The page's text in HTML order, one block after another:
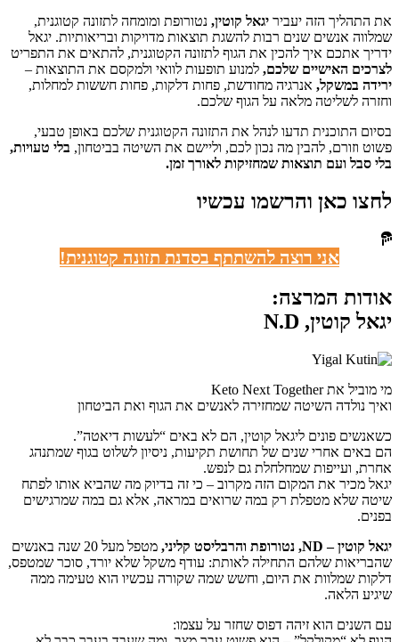
את התהליך הזה יעביר יגאל קוטין, נטורופת ומומחה לתזונה קטוגנית,
שמלווה אנשים שנים רבות להשגת תוצאות מדויקות ובריאותיות. יגאל
ידריך אתכם איך להכין את הגוף לתזונה הקטוגנית, להתאים את התפריט
לצרכים האישיים שלכם, למנוע תופעות לוואי ולמקסם את התוצאות –
ירידה במשקל, אנרגיה מחודשת, פחות דלקות, פחות חששות למחלות,
וחזרה לשליטה מלאה על הגוף שלכם.
בסיום התוכנית תדעו לנהל את התזונה הקטוגנית שלכם באופן טבעי,
פשוט וזורם, להבין מה נכון לכם, וליישם את השיטה בביטחון, בלי טעויות,
בלי סבל ועם תוצאות שמחזיקות לאורך זמן.
לחצו כאן והרשמו עכשיו
אני רוצה להשתתף בסדנת תזונה קטוגנית!
אודות המרצה:
יגאל קוטין, N.D
מי מוביל את Keto Next Together
ואיך נולדה השיטה שמחזירה לאנשים את הגוף ואת הביטחון
כשאנשים פונים ליגאל קוטין, הם לא באים “לעשות דיאטה”.
הם באים אחרי שנים של תחושת תקיעות, ניסיון לשלוט בגוף שמתנהג
אחרת, ועייפות שמחלחלת גם לנפש.
יגאל מכיר את המקום הזה מקרוב – כי זה בדיוק מה שהביא אותו לפתח
שיטה שלא מטפלת רק במה שרואים במראה, אלא גם במה שמרגישים
בפנים.
יגאל קוטין – ND, נטורופת והרבליסט קליני,
מטפל מעל 20 שנה באנשים
שהבריאות שלהם התחילה לאותת: עודף משקל שלא יורד, סוכר שמטפס,
דלקות שמלוות את היום, וחשש שמה שקורה עכשיו הוא טעימה ממה
שיגיע הלאה.
עם השנים הוא זיהה דפוס שחזר על עצמו: